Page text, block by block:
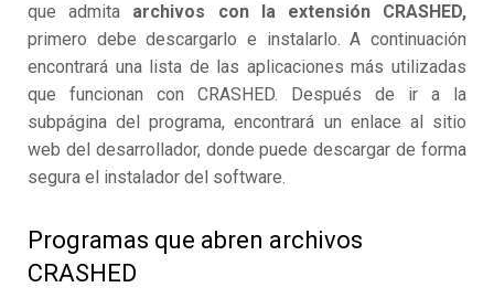
que admita archivos con la extensión CRASHED,
primero debe descargarlo e instalarlo. A continuación
encontrará una lista de las aplicaciones más utilizadas
que funcionan con CRASHED. Después de ir a la
subpágina del programa, encontrará un enlace al sitio
web del desarrollador, donde puede descargar de forma
segura el instalador del software.
Programas que abren archivos
CRASHED